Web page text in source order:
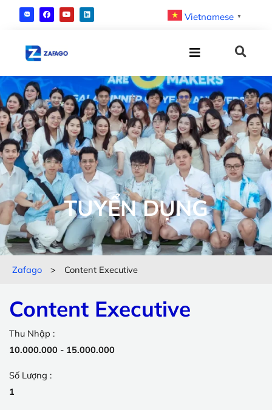
Vietnamese ▼
TUYỂN DỤNG
Zafago > Content Executive
Content Executive
Thu Nhập :
10.000.000 - 15.000.000
Số Lượng :
1